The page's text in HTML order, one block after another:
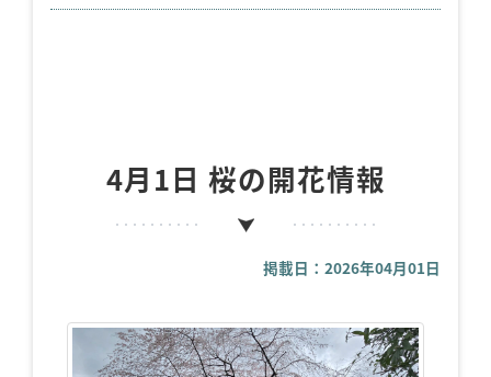
4月1日 桜の開花情報
掲載日：2026年04月01日